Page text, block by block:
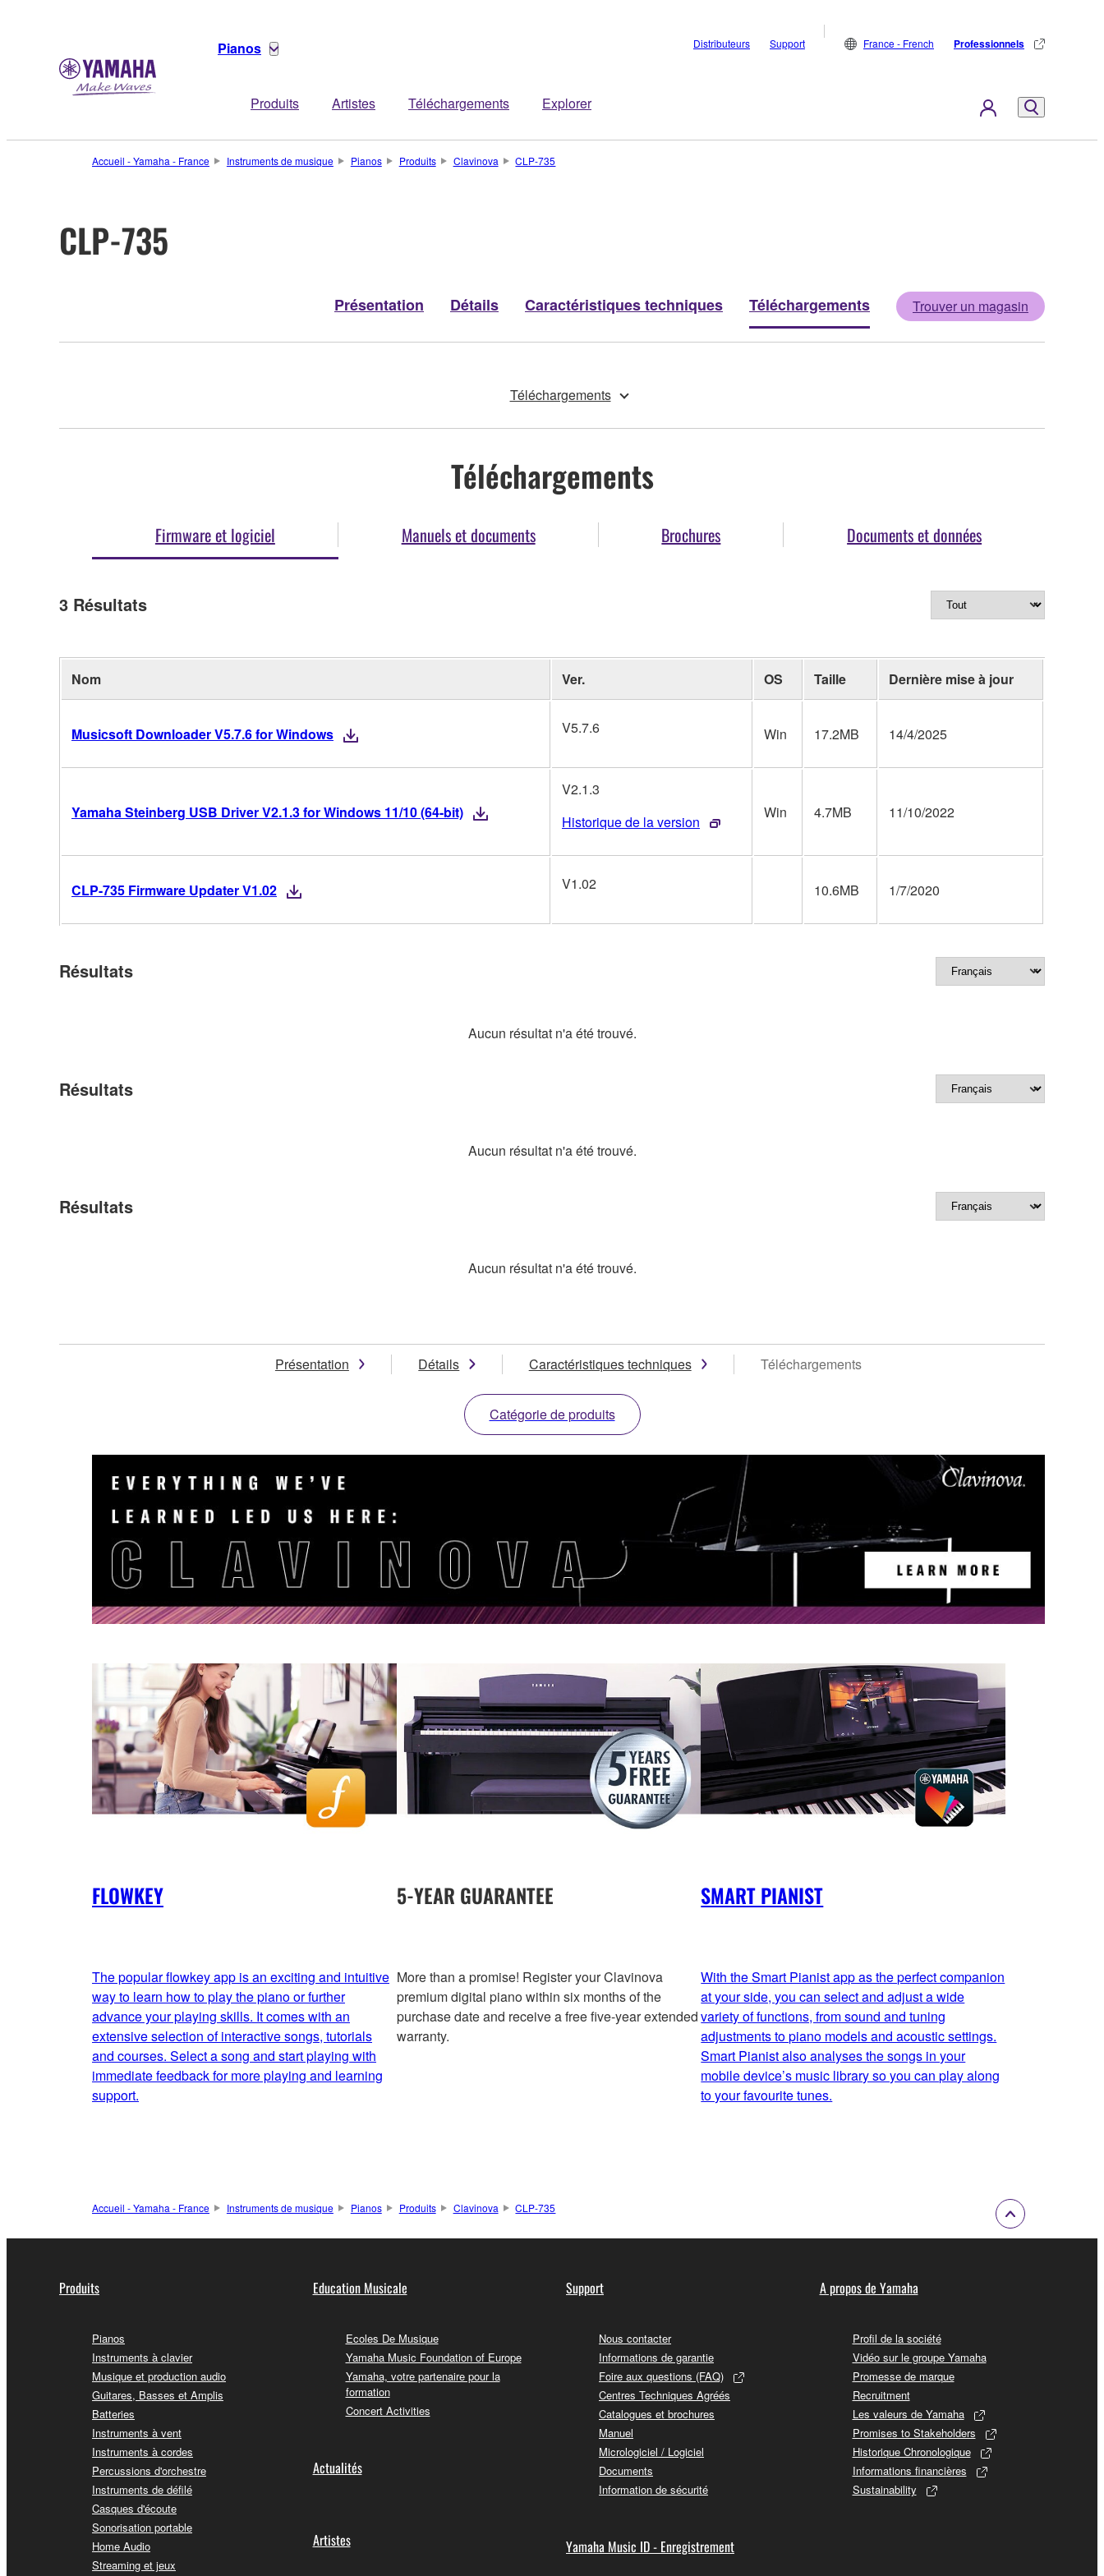
Pianos
Produits Artistes Téléchargements Explorer
Distributeurs Support France - French Professionnels
Accueil - Yamaha - France Instruments de musique Pianos Produits Clavinova CLP-735
CLP-735
Présentation Détails Caractéristiques techniques Téléchargements Trouver un magasin
Téléchargements
Téléchargements
Firmware et logiciel Manuels et documents Brochures Documents et données
3 Résultats
Nom Ver. OS Taille Dernière mise à jour
Musicsoft Downloader V5.7.6 for Windows V5.7.6 Win 17.2MB 14/4/2025
Yamaha Steinberg USB Driver V2.1.3 for Windows 11/10 (64-bit)
V2.1.3
Historique de la version
Win 4.7MB 11/10/2022
CLP-735 Firmware Updater V1.02 V1.02 10.6MB 1/7/2020
Résultats
Aucun résultat n'a été trouvé.
Résultats
Aucun résultat n'a été trouvé.
Résultats
Aucun résultat n'a été trouvé.
Présentation Détails Caractéristiques techniques Téléchargements
Catégorie de produits
FLOWKEY
The popular flowkey app is an exciting and intuitive
way to learn how to play the piano or further
advance your playing skills. It comes with an
extensive selection of interactive songs, tutorials
and courses. Select a song and start playing with
immediate feedback for more playing and learning
support.
5-YEAR GUARANTEE
More than a promise! Register your Clavinova
premium digital piano within six months of the
purchase date and receive a free five-year extended
warranty.
SMART PIANIST
With the Smart Pianist app as the perfect companion
at your side, you can select and adjust a wide
variety of functions, from sound and tuning
adjustments to piano models and acoustic settings.
Smart Pianist also analyses the songs in your
mobile device’s music library so you can play along
to your favourite tunes.
Accueil - Yamaha - France Instruments de musique Pianos Produits Clavinova CLP-735
Produits
Pianos
Instruments à clavier
Musique et production audio
Guitares, Basses et Amplis
Batteries
Instruments à vent
Instruments à cordes
Percussions d'orchestre
Instruments de défilé
Casques d'écoute
Sonorisation portable
Home Audio
Streaming et jeux
Education Musicale
Ecoles De Musique
Yamaha Music Foundation of Europe
Yamaha, votre partenaire pour la
formation
Concert Activities
Actualités
Artistes
Support
Nous contacter
Informations de garantie
Foire aux questions (FAQ)
Centres Techniques Agréés
Catalogues et brochures
Manuel
Micrologiciel / Logiciel
Documents
Information de sécurité
Yamaha Music ID - Enregistrement
A propos de Yamaha
Profil de la société
Vidéo sur le groupe Yamaha
Promesse de marque
Recruitment
Les valeurs de Yamaha
Promises to Stakeholders
Historique Chronologique
Informations financières
Sustainability